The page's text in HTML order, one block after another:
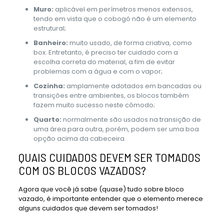
Muro: aplicável em perímetros menos extensos,
tendo em vista que o cobogó não é um elemento
estrutural;
Banheiro: muito usado, de forma criativa, como
box. Entretanto, é preciso ter cuidado com a
escolha correta do material, a fim de evitar
problemas com a água e com o vapor;
Cozinha: amplamente adotados em bancadas ou
transições entre ambientes, os blocos também
fazem muito sucesso neste cômodo;
Quarto: normalmente são usados na transição de
uma área para outra, porém, podem ser uma boa
opção acima da cabeceira.
QUAIS CUIDADOS DEVEM SER TOMADOS
COM OS BLOCOS VAZADOS?
Agora que você já sabe (quase) tudo sobre bloco
vazado, é importante entender que o elemento merece
alguns cuidados que devem ser tomados!